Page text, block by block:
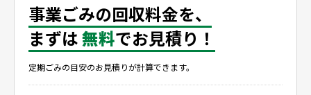
事業ごみの回収料金を、
まずは無料でお見積り！
定期ごみの目安のお見積りが計算できます。